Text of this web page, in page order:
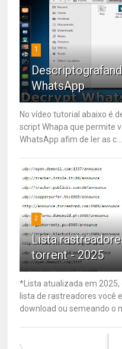
1
WhatsApp
No vídeo tutorial abaixo é
script Whapa que permite
WhatsApp afim de ler as c...
2
Lista
torrent - 2025
*Lista atualizada em
lista de rastreadores você
download ou semeando o